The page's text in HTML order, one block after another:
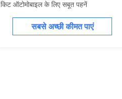
किट ऑटोमोबाइल के लिए सबूत पहनें
सबसे अच्छी कीमत पाएं